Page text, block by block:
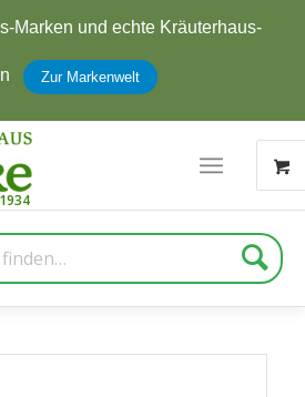
und echte Kräuterhaus-
Markenwelt
Suche